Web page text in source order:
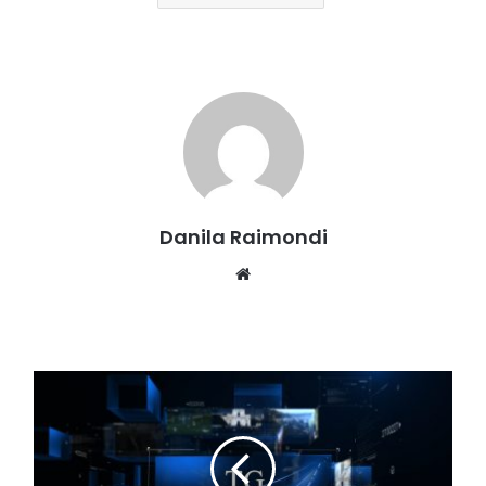
Danila Raimondi
21
ottobre
2021